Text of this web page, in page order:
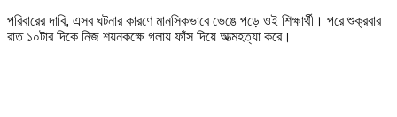
পরিবারের দাবি, এসব ঘটনার কারণে মানসিকভাবে ভেঙে পড়ে ওই শিক্ষার্থী। পরে শুক্রবার
রাত ১০টার দিকে নিজ শয়নকক্ষে গলায় ফাঁস দিয়ে আত্মহত্যা করে।